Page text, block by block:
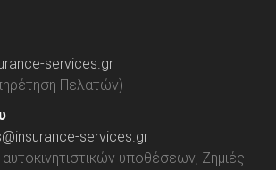
services.gr
Πελατών)
services.gr
υποθέσεων, Ζημιές